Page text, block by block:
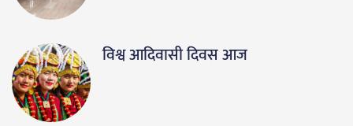
विश्व आदिवासी दिवस आज